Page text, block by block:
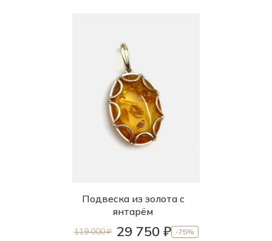
Подвеска из золота с
янтарём
119 000 ₽ 29 750 ₽ -75%